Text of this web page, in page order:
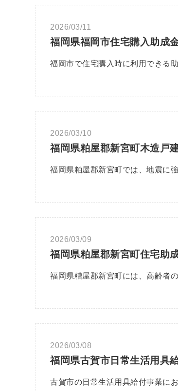
2026/03/11
福岡県福岡市住宅購入助成
福岡市で住宅購入時に利用できる
2026/03/10
福岡県粕屋郡新宮町木造戸
福岡県粕屋郡新宮町では、地震に
2026/03/09
福岡県粕屋郡新宮町住宅助
福岡県糟屋郡新宮町には、高齢者
2026/03/08
福岡県古賀市日常生活用具
古賀市の日常生活用具給付事業に